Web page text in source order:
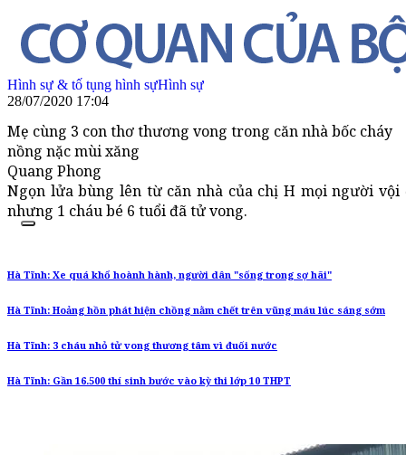
Hình sự & tố tụng hình sựHình sự
28/07/2020 17:04
Mẹ cùng 3 con thơ thương vong trong căn nhà bốc cháy
nồng nặc mùi xăng
Quang Phong
Ngọn lửa bùng lên từ căn nhà của chị H mọi người
nhưng 1 cháu bé 6 tuổi đã tử vong.
Hà Tĩnh: Xe quá khổ hoành hành, người dân "sống trong sợ hãi"
Hà Tĩnh: Hoảng hồn phát hiện chồng nằm chết trên vũng máu lúc sáng sớm
Hà Tĩnh: 3 cháu nhỏ tử vong thương tâm vì đuối nước
Hà Tĩnh: Gần 16.500 thí sinh bước vào kỳ thi lớp 10 THPT